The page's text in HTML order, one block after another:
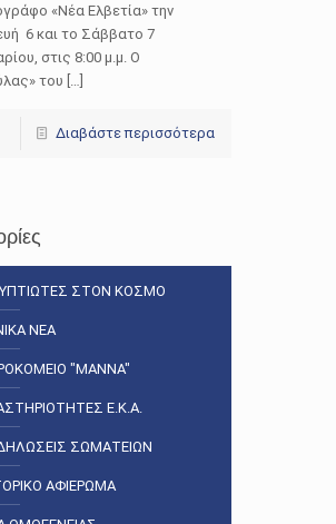
«Νέα Ελβετία» την
6 και το Σάββατο 7
στις 8:00 μ.μ. Ο
του […]
Διαβάστε περισσότερα
ΣΤΟΝ ΚΟΣΜΟ
ΝΕΑ
"ΜΑΝΝΑ"
Ε.Κ.Α.
ΣΩΜΑΤΕΙΩΝ
ΑΦΙΕΡΩΜΑ